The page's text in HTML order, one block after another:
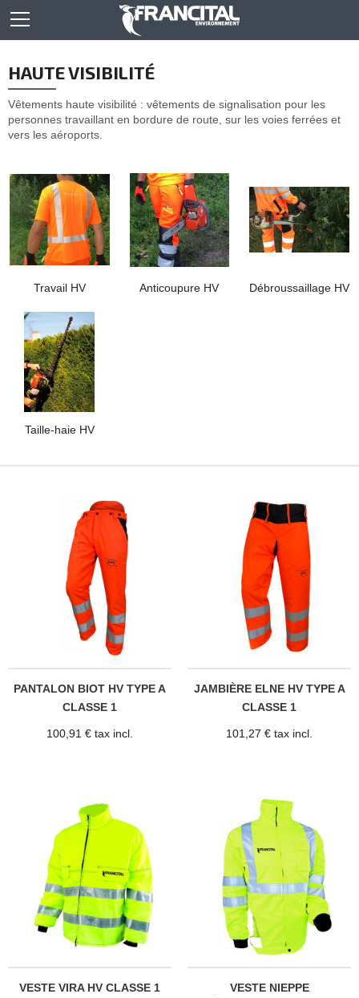
HAUTE VISIBILITÉ
Vêtements haute visibilité : vêtements de signalisation pour les
personnes travaillant en bordure de route, sur les voies ferrées et
vers les aéroports.
Travail HV Anticoupure HV Débroussaillage HV
Taille-haie HV
PANTALON BIOT HV TYPE A
CLASSE 1
100,91 € tax incl.
JAMBIÈRE ELNE HV TYPE A
CLASSE 1
101,27 € tax incl.
VESTE VIRA HV CLASSE 1
VESTE NIEPPE